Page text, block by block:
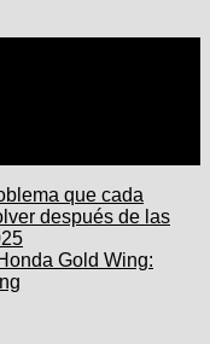
que cada
después de las
Gold Wing: